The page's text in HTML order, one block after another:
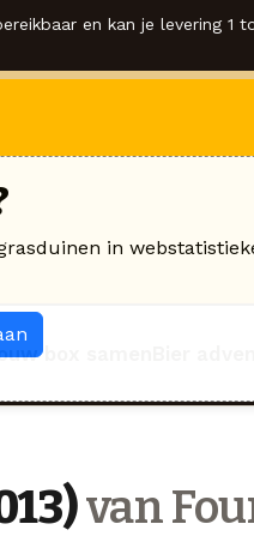
en kan je levering 1
box samen
van
in